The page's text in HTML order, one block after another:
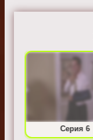
Серия 6